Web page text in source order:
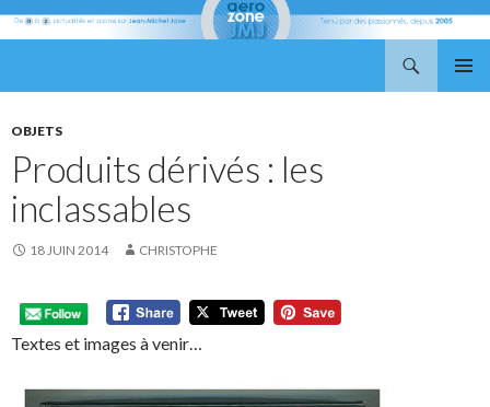
CONTENU
OBJETS
Produits dérivés : les
inclassables
18 JUIN 2014 CHRISTOPHE
Textes et images à venir…